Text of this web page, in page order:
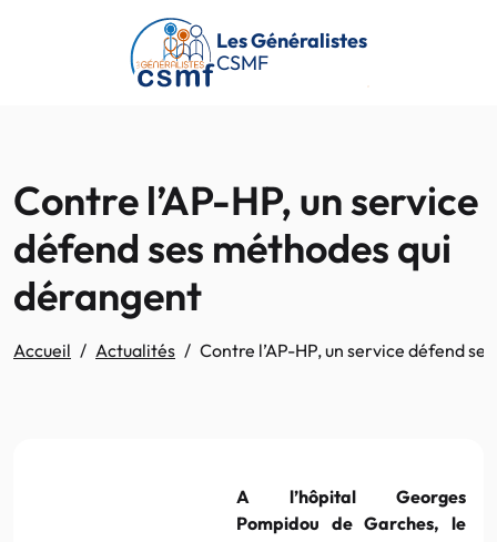
Passer au contenu principal
Les Généralistes
CSMF
Contre l’AP-HP, un service
défend ses méthodes qui
dérangent
Accueil Actualités Contre l’AP-HP, un service défend
A l’hôpital Georges
Pompidou de Garches, le